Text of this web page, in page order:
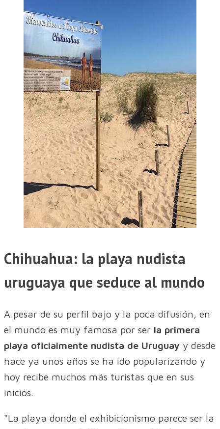
Chihuahua: la playa nudista
uruguaya que seduce al mundo
A pesar de su perfil bajo y la poca difusión, en
el mundo es muy famosa por ser la primera
playa oficialmente nudista de Uruguay y desde
hace ya unos años se ha ido popularizando y
hoy recibe muchos más turistas que en sus
inicios.
"La playa donde el exhibicionismo parece ser la